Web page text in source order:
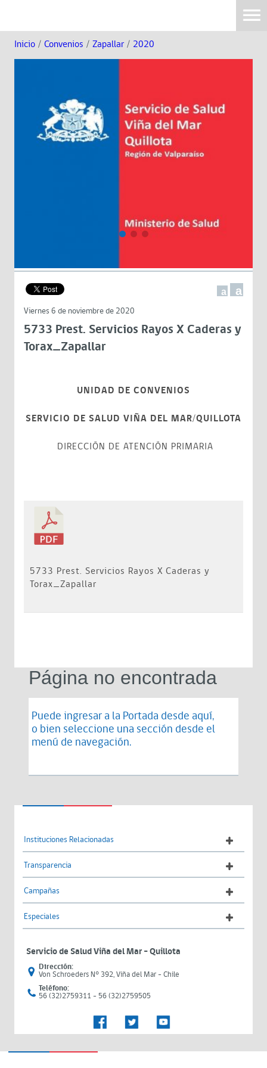
Inicio / Convenios / Zapallar / 2020
a a
Viernes 6 de noviembre de 2020
5733 Prest. Servicios Rayos X Caderas y
Torax_Zapallar
UNIDAD DE CONVENIOS
SERVICIO DE SALUD VIÑA DEL MAR/QUILLOTA
DIRECCIÓN DE ATENCIÓN PRIMARIA
5733 Prest. Servicios Rayos X Caderas y
Torax_Zapallar
Página no encontrada
Puede ingresar a la Portada desde aquí,
o bien seleccione una sección desde el
menú de navegación.
Instituciones Relacionadas
Transparencia
Campañas
Especiales
Servicio de Salud Viña del Mar – Quillota
Dirección:
Von Schroeders N° 392, Viña del Mar - Chile
Teléfono:
56 (32)2759311 - 56 (32)2759505